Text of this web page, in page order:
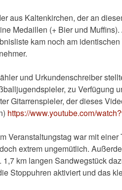
aus Kaltenkirchen, der an
Medaillen (+ Bier und
kam noch am
und Urkundenschreiber
zu Verfügung
Gitarrenspieler, der dieses
https://www.youtube.com/
Veranstaltungstag war mit
extrem ungemütlich.
1,7 km langen Sandwegstück
Stoppuhren aktiviert und das